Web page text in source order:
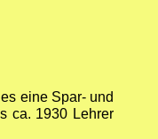
eine Spar- und
ca. 1930 Lehrer